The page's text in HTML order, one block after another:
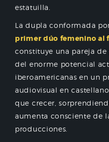
estatuilla.
La dupla conformada
primer dúo femenino al
constituye una pareja
del enorme potencial
iberoamericanas en un
audiovisual en
que crecer,
aumenta consciente de
producciones.